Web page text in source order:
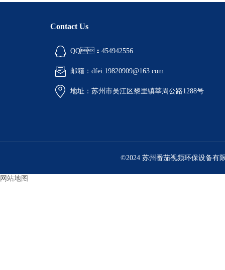
Contact Us
QQ：454942556
邮箱：dfei.19820909@163.com
地址：苏州市吴江区黎里镇莘周公路1288号
©2024 苏州番茄视频环保设备有
网站地图